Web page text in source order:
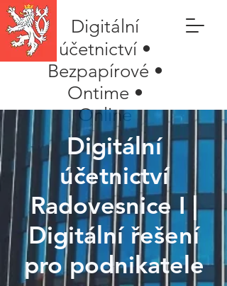
Digitální
účetnictví •
Bezpapírové •
Ontime •
Online
Digitální
účetnictví
Radovesnice I |
Digitální řešení
pro podnikatele